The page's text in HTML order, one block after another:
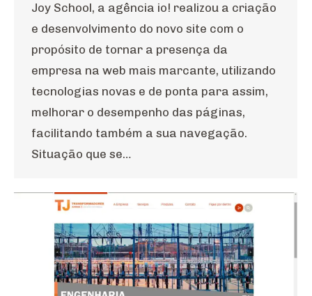
Joy School, a agência io! realizou a criação
e desenvolvimento do novo site com o
propósito de tornar a presença da
empresa na web mais marcante, utilizando
tecnologias novas e de ponta para assim,
melhorar o desempenho das páginas,
facilitando também a sua navegação.
Situação que se…